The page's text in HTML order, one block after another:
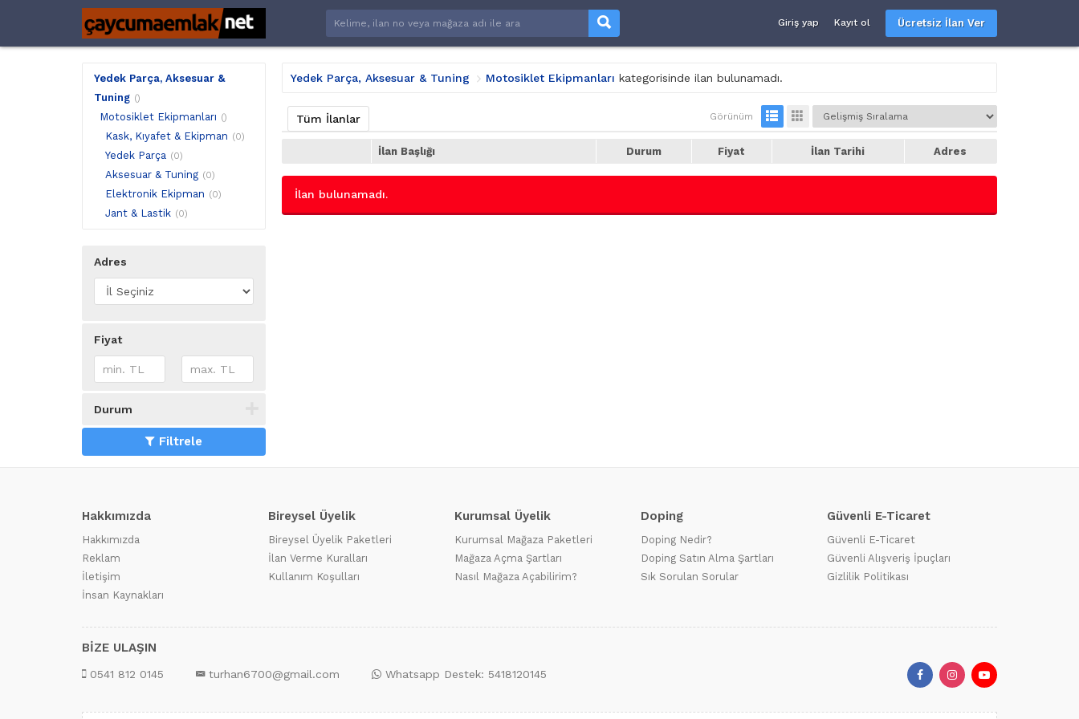
Giriş yap Kayıt ol Ücretsiz İlan Ver
Yedek Parça, Aksesuar &
Tuning ()
Motosiklet Ekipmanları ()
Kask, Kıyafet & Ekipman (0)
Yedek Parça (0)
Aksesuar & Tuning (0)
Elektronik Ekipman (0)
Jant & Lastik (0)
Adres
Fiyat
Durum
Filtrele
Yedek Parça, Aksesuar & Tuning Motosiklet Ekipmanları kategorisinde ilan bulunamadı.
Tüm İlanlar Görünüm
İlan Başlığı Durum Fiyat İlan Tarihi Adres
İlan bulunamadı.
Hakkımızda
Hakkımızda
Reklam
İletişim
İnsan Kaynakları
Bireysel Üyelik
Bireysel Üyelik Paketleri
İlan Verme Kuralları
Kullanım Koşulları
Kurumsal Üyelik
Kurumsal Mağaza Paketleri
Mağaza Açma Şartları
Nasıl Mağaza Açabilirim?
Doping
Doping Nedir?
Doping Satın Alma Şartları
Sık Sorulan Sorular
Güvenli E-Ticaret
Güvenli E-Ticaret
Güvenli Alışveriş İpuçları
Gizlilik Politikası
BİZE ULAŞIN
0541 812 0145 turhan6700@gmail.com Whatsapp Destek: 5418120145